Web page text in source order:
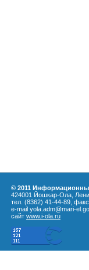
© 2011
424001 Йошкар-Ола,
тел. (8362) 41-44-89, факс
e-mail yola.adm@mari-
сайт www.i-ola.ru